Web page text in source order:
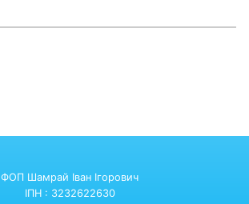
ФОП Шамрай Іван Ігорович
ІПН : 3232622630